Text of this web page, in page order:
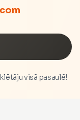
visā pasaulē!